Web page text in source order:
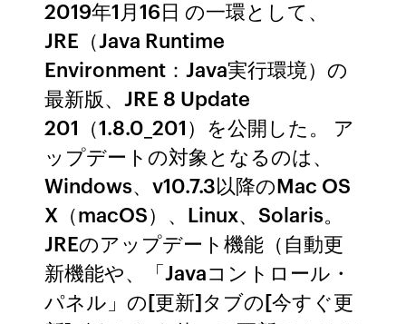
2019年1月16日 の一環として、
JRE（Java Runtime
Environment：Java実行環境）の
最新版、JRE 8 Update
201（1.8.0_201）を公開した。 ア
ップデートの対象となるのは、
Windows、v10.7.3以降のMac OS
X（macOS）、Linux、Solaris。
JREのアップデート機能（自動更
新機能や、「Javaコントロール・
パネル」の[更新]タブの[今すぐ更